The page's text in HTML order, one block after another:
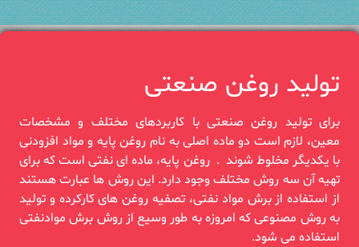
تولید روغن صنعتی
برای تولید روغن صنعتی با کاربردهای مختلف و مشخصات
معین، لازم است دو‎ ‎ماده اصلی به نام روغن پایه و ‏مواد افزودنی
با یکدیگر مخلوط شوند‎. ‎ روغن‎ ‎پایه، ماده ای نفتی است که برای
تهیه آن سه روش مختلف وجود دارد. این روش‎ ‎ها عبارت هستند
از ‏استفاده از برش مواد نفتی، تصفیه روغن های کارکرده و‎ ‎تولید
به روش مصنوعی که امروزه به طور وسیع از ‏روش برش موادنفتی
استفاده‏‎ ‎می شود.